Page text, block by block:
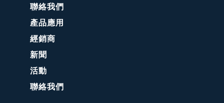
聯絡我們
產品應用
經銷商
新聞
活動
聯絡我們